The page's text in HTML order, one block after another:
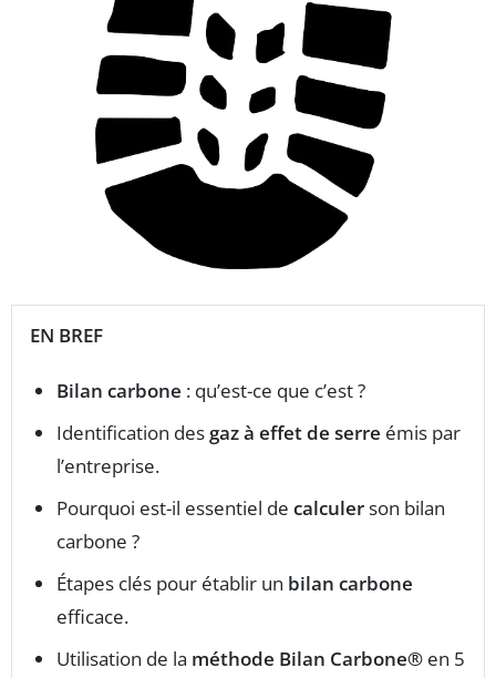
EN BREF
Bilan carbone : qu’est-ce que c’est ?
Identification des gaz à effet de serre émis par
l’entreprise.
Pourquoi est-il essentiel de calculerson bilan
carbone ?
Étapes clés pour établir un bilan carbone
efficace.
Utilisation de la méthode Bilan Carbone® en 5